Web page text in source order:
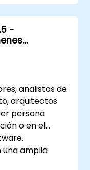
-
analistas de
arquitectos
persona
o en el
amplia